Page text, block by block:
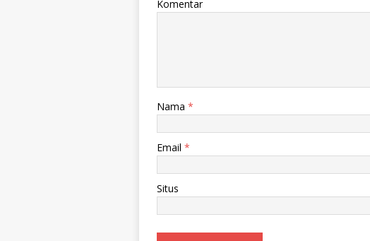
Komentar
Nama *
Email *
Situs